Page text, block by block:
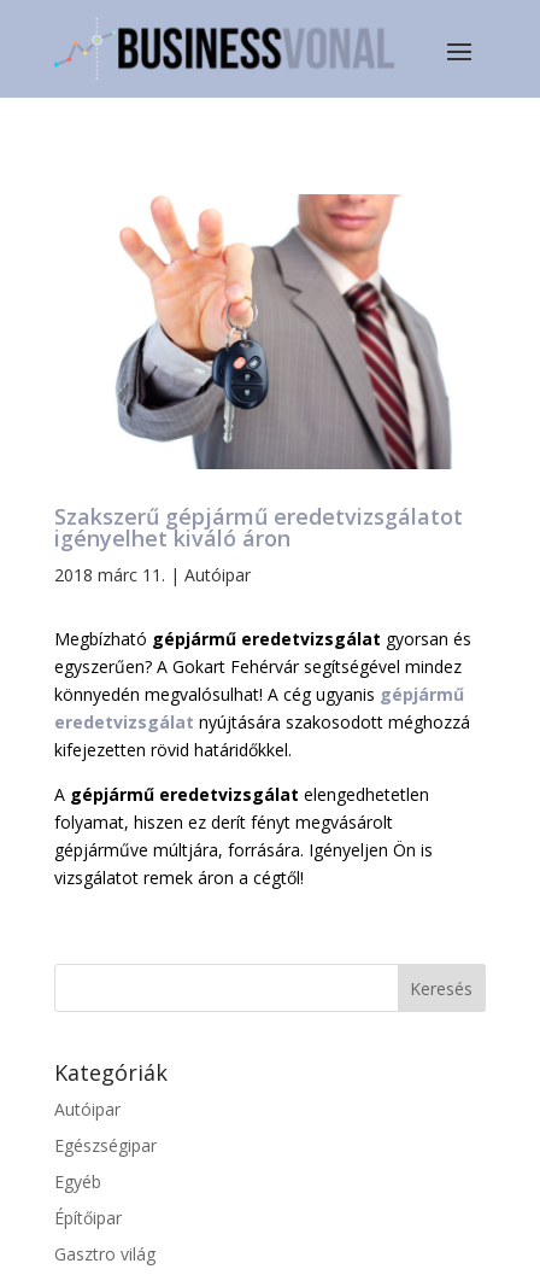
Szakszerű gépjármű eredetvizsgálatot
igényelhet kiváló áron
2018 márc 11. | Autóipar
Megbízható gépjármű eredetvizsgálat gyorsan és
egyszerűen? A Gokart Fehérvár segítségével mindez
könnyedén megvalósulhat! A cég ugyanis gépjármű
eredetvizsgálat nyújtására szakosodott méghozzá
kifejezetten rövid határidőkkel.
A gépjármű eredetvizsgálat elengedhetetlen
folyamat, hiszen ez derít fényt megvásárolt
gépjárműve múltjára, forrására. Igényeljen Ön is
vizsgálatot remek áron a cégtől!
Kategóriák
Autóipar
Egészségipar
Egyéb
Építőipar
Gasztro világ